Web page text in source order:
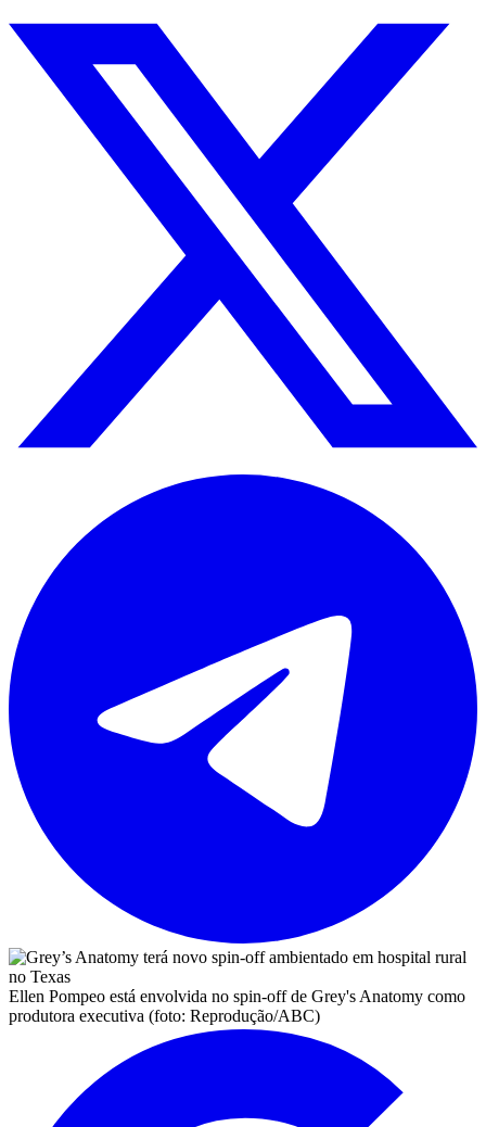
Ellen Pompeo está envolvida no spin-off de Grey's Anatomy como
produtora executiva (foto: Reprodução/ABC)